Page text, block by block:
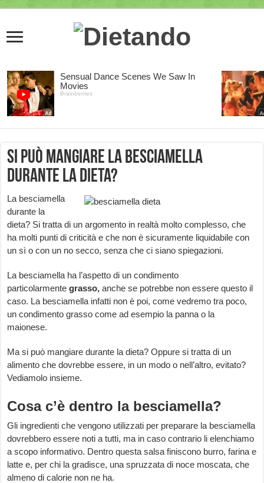
Si può mangiare la besciamella
durante la dieta?
La besciamella
durante la
dieta? Si tratta di un argomento in realtà molto complesso, che
ha molti punti di criticità e che non è sicuramente liquidabile con
un sì o con un no secco, senza che ci siano spiegazioni.
La besciamella ha l’aspetto di un condimento
particolarmentegrasso,anche se potrebbe non essere questo il
caso. La besciamella infatti non è poi, come vedremo tra poco,
un condimento grasso come ad esempio la panna o la
maionese.
Ma si può mangiare durante la dieta? Oppure si tratta di un
alimento che dovrebbe essere, in un modo o nell’altro, evitato?
Vediamolo insieme.
Cosa c’è dentro la besciamella?
Gli ingredienti che vengono utilizzati per preparare la besciamella
dovrebbero essere noti a tutti, ma in caso contrario li elenchiamo
a scopo informativo. Dentro questa salsa finiscono burro, farina e
latte e, per chi la gradisce, una spruzzata di noce moscata, che
almeno di calorie non ne ha.